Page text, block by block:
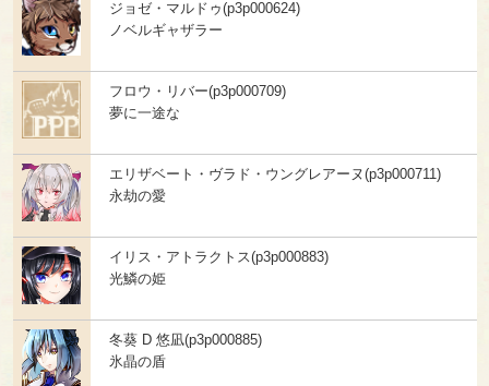
ジョゼ・マルドゥ(p3p000624)
ノベルギャザラー
フロウ・リバー(p3p000709)
夢に一途な
エリザベート・ヴラド・ウングレアーヌ(p3p000711)
永劫の愛
イリス・アトラクトス(p3p000883)
光鱗の姫
冬葵 D 悠凪(p3p000885)
氷晶の盾